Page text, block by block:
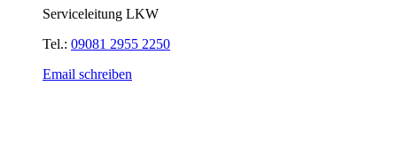
Serviceleitung LKW
Tel.: 09081 2955 2250
Email schreiben